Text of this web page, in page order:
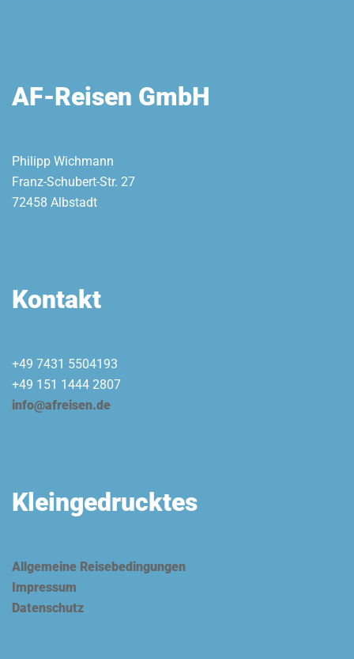
AF-Reisen GmbH
Philipp Wichmann
Franz-Schubert-Str. 27
72458 Albstadt
Kontakt
+49 7431 5504193
+49 151 1444 2807
info@afreisen.de
Kleingedrucktes
Allgemeine Reisebedingungen
Impressum
Datenschutz